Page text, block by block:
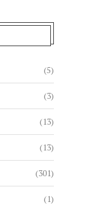
(5)
(3)
(13)
(13)
(301)
(1)